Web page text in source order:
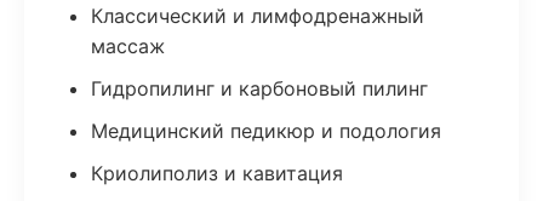
Классический и лимфодренажный
массаж
Гидропилинг и карбоновый пилинг
Медицинский педикюр и подология
Криолиполиз и кавитация